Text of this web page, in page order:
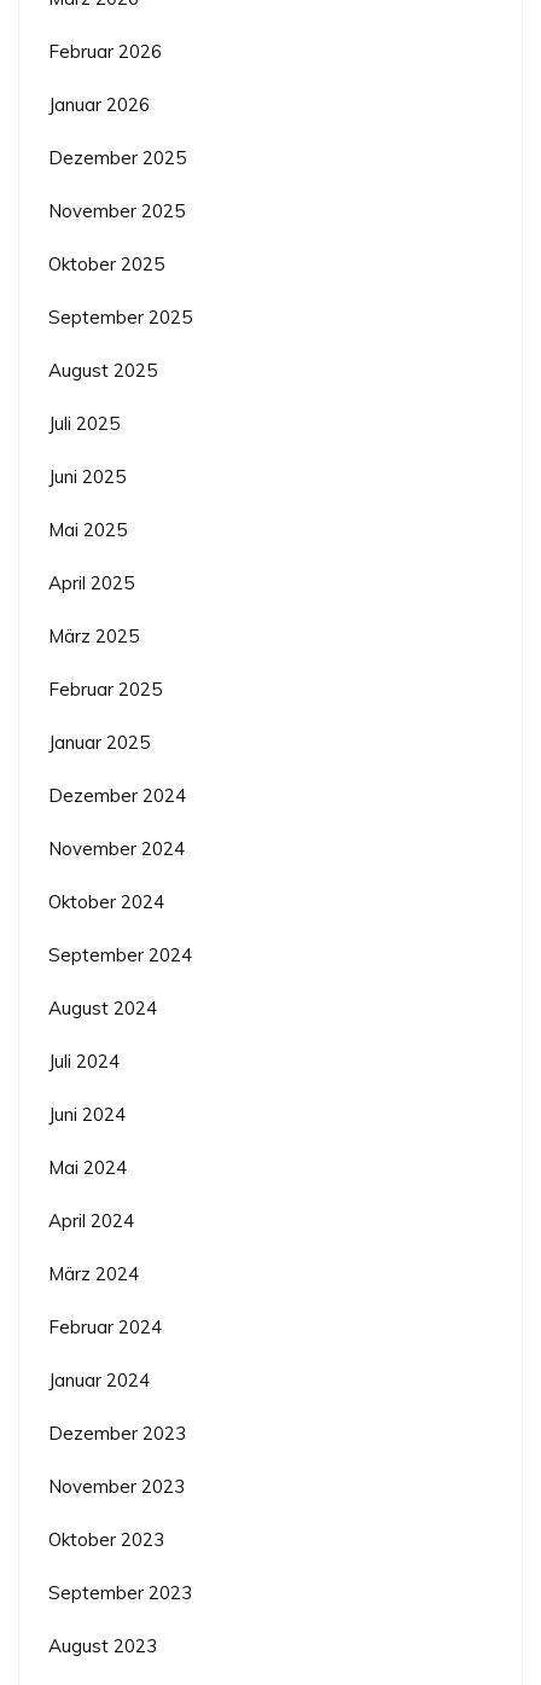
Februar 2026
Januar 2026
Dezember 2025
November 2025
Oktober 2025
September 2025
August 2025
Juli 2025
Juni 2025
Mai 2025
April 2025
März 2025
Februar 2025
Januar 2025
Dezember 2024
November 2024
Oktober 2024
September 2024
August 2024
Juli 2024
Juni 2024
Mai 2024
April 2024
März 2024
Februar 2024
Januar 2024
Dezember 2023
November 2023
Oktober 2023
September 2023
August 2023